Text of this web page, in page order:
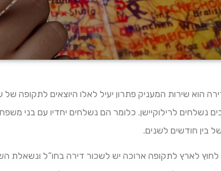
הוא שירות המעניק פתרון יעיל לאלו היוצאים לתקופה
נשלחים לרילוקיישן. כלומר הם נשלחים יחדיו עם בני
בין חודשים לשנים.
לארץ לתקופה ארוכה יש לשכור דירה בחו“ל ונשאלת